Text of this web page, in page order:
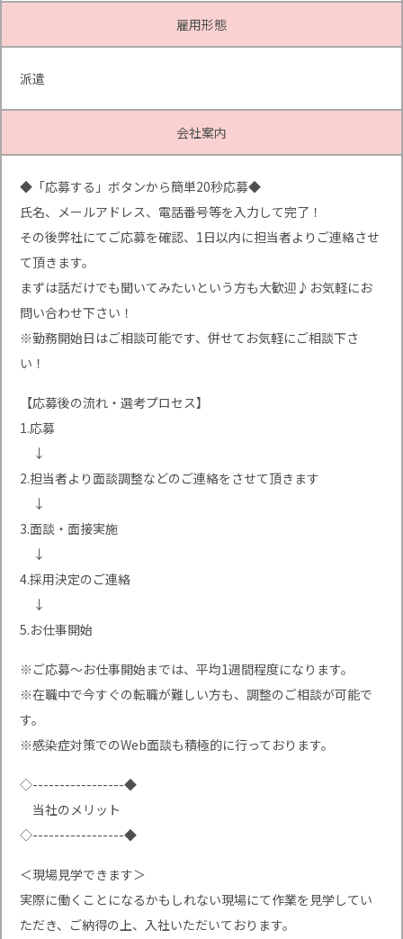
雇用形態
派遣
会社案内
◆「応募する」ボタンから簡単20秒応募◆
氏名、メールアドレス、電話番号等を入力して完了！
その後弊社にてご応募を確認、1日以内に担当者よりご連絡させ
て頂きます。
まずは話だけでも聞いてみたいという方も大歓迎♪お気軽にお
問い合わせ下さい！
※勤務開始日はご相談可能です、併せてお気軽にご相談下さ
い！
【応募後の流れ・選考プロセス】
1.応募
↓
2.担当者より面談調整などのご連絡をさせて頂きます
↓
3.面談・面接実施
↓
4.採用決定のご連絡
↓
5.お仕事開始
※ご応募〜お仕事開始までは、平均1週間程度になります。
※在職中で今すぐの転職が難しい方も、調整のご相談が可能で
す。
※感染症対策でのWeb面談も積極的に行っております。
◇-----------------◆
当社のメリット
◇-----------------◆
＜現場見学できます＞
実際に働くことになるかもしれない現場にて作業を見学してい
ただき、ご納得の上、入社いただいております。